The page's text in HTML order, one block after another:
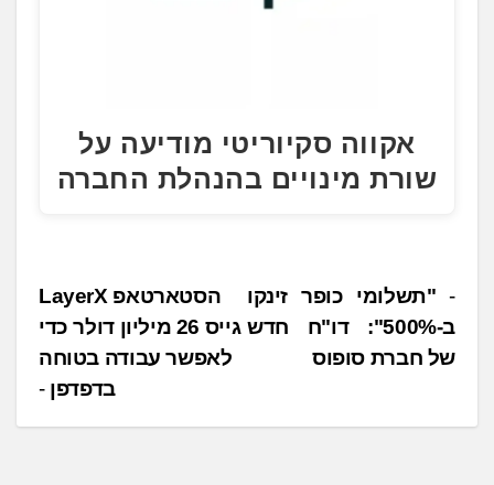
אקווה סקיוריטי מודיעה על
שורת מינויים בהנהלת החברה
נ
י
ו
הסטארטאפ LayerX
גייס 26 מיליון דולר כדי
לאפשר עבודה בטוחה
בדפדפן
"תשלומי כופר זינקו
ב-500%": דו"ח חדש
של חברת סופוס